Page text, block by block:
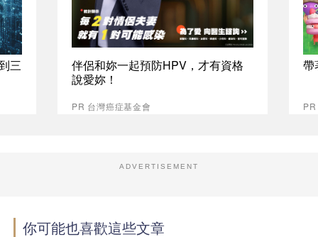
三
伴侶和妳一起預防HPV，才有資格
說愛妳！
PR 台灣癌症基金會
帶
ADVERTISEMENT
你可能也喜歡這些文章